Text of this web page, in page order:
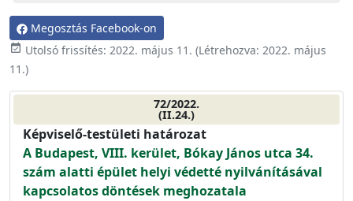
Megosztás Facebook-on
event_available Utolsó frissítés: 2022. május 11. (Létrehozva: 2022. május
11.)
72/2022.
(II.24.)
Képviselő-testületi határozat
A Budapest, VIII. kerület, Bókay János utca 34.
szám alatti épület helyi védetté nyilvánításával
kapcsolatos döntések meghozatala